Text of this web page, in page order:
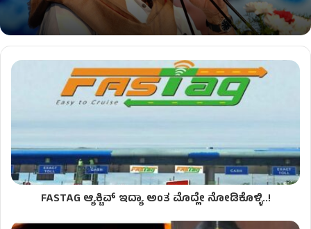
FASTAG ಆ್ಯಕ್ಟಿವ್ ಇದ್ಯಾ ಅಂತ ಮೊದ್ಲೇ ನೋಡಿಕೊಳ್ಳಿ..!